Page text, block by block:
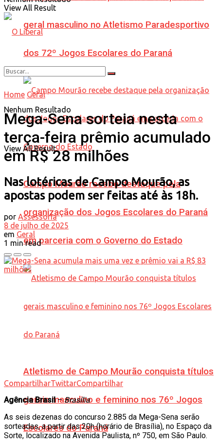
geral masculino no Atletismo Paradesportivo
dos 72º Jogos Escolares do Paraná
Campo Mourão recebe destaque pela
organização dos Jogos Escolares do Paraná
em parceria com o Governo do Estado
Atletismo de Campo Mourão conquista títulos
gerais masculino e feminino nos 76º Jogos
Escolares do Paraná
View All Result
Nenhum Resultado
View All Result
Home Geral
Mega-Sena sorteia nesta
terça-feira prêmio acumulado
em R$ 28 milhões
Nas lotéricas de Campo Mourão, as
apostas podem ser feitas até às 18h.
por Assessoria
8 de julho de 2025
em Geral
1 min read
CompartilharTwittarCompartilhar
Agência Brasil–Brasília
As seis dezenas do concurso 2.885 da Mega-Sena serão
sorteadas, a partir das 20h (horário de Brasília), no Espaço da
Sorte, localizado na Avenida Paulista, nº 750, em São Paulo.